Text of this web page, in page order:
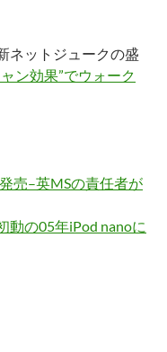
ネットジュークの盛
ン効果”でウォーク
売–英MSの責任者が
動の05年iPod nanoに